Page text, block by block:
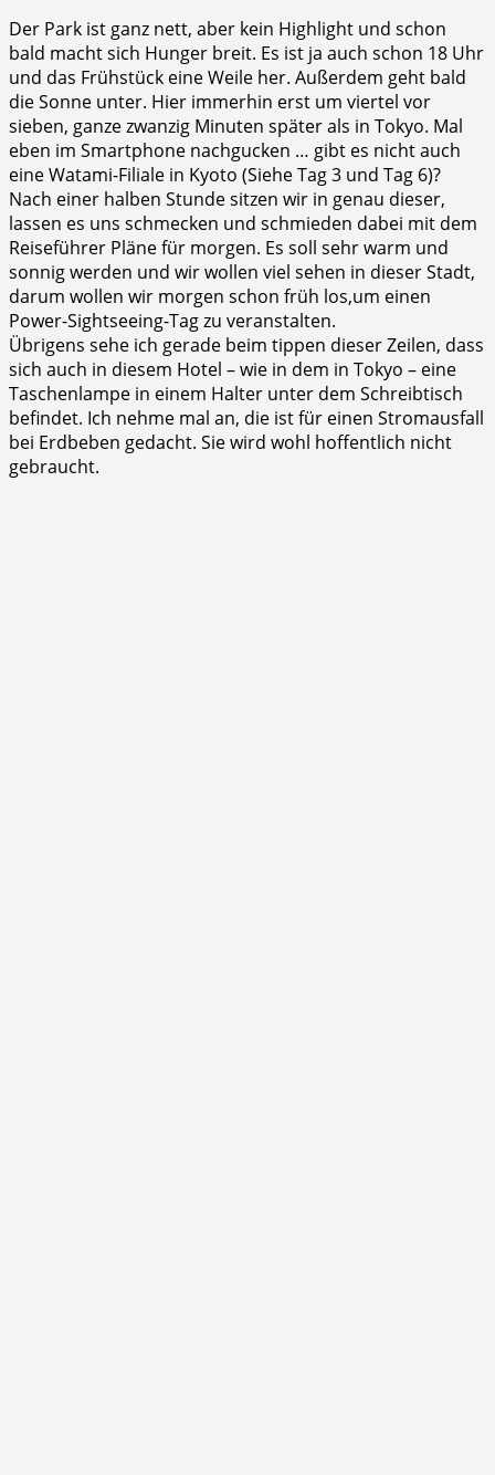
Der Park ist ganz nett, aber kein Highlight und schon
bald macht sich Hunger breit. Es ist ja auch schon 18 Uhr
und das Frühstück eine Weile her. Außerdem geht bald
die Sonne unter. Hier immerhin erst um viertel vor
sieben, ganze zwanzig Minuten später als in Tokyo. Mal
eben im Smartphone nachgucken … gibt es nicht auch
eine Watami-Filiale in Kyoto (Siehe Tag 3 und Tag 6)?
Nach einer halben Stunde sitzen wir in genau dieser,
lassen es uns schmecken und schmieden dabei mit dem
Reiseführer Pläne für morgen. Es soll sehr warm und
sonnig werden und wir wollen viel sehen in dieser Stadt,
darum wollen wir morgen schon früh los,um einen
Power-Sightseeing-Tag zu veranstalten.
Übrigens sehe ich gerade beim tippen dieser Zeilen, dass
sich auch in diesem Hotel – wie in dem in Tokyo – eine
Taschenlampe in einem Halter unter dem Schreibtisch
befindet. Ich nehme mal an, die ist für einen Stromausfall
bei Erdbeben gedacht. Sie wird wohl hoffentlich nicht
gebraucht.